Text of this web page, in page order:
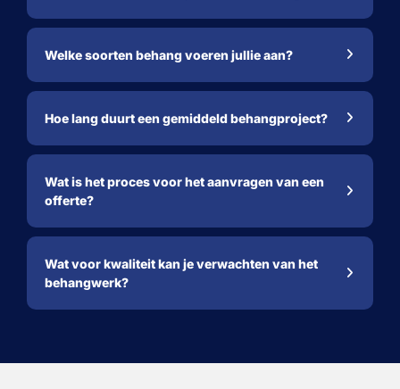
Welke soorten behang voeren jullie aan?
Hoe lang duurt een gemiddeld behangproject?
Wat is het proces voor het aanvragen van een
offerte?
Wat voor kwaliteit kan je verwachten van het
behangwerk?